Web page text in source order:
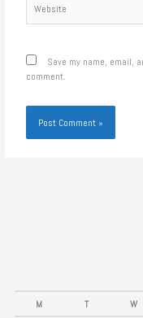
Save my name, email,
comment.
M T W